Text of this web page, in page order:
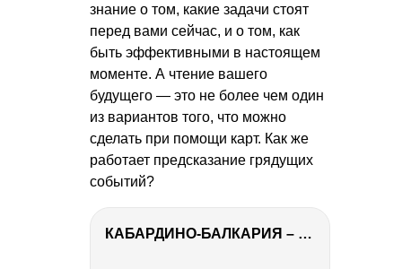
знание о том, какие задачи стоят
перед вами сейчас, и о том, как
быть эффективными в настоящем
моменте. А чтение вашего
будущего — это не более чем один
из вариантов того, что можно
сделать при помощи карт. Как же
работает предсказание грядущих
событий?
КАБАРДИНО-БАЛКАРИЯ – ПУТЕШЕСТВИЕ НА КАВКАЗ часть 3